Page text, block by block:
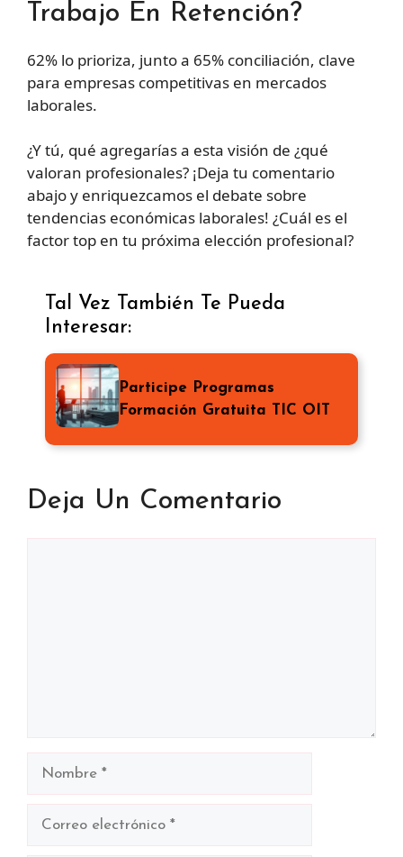
Trabajo En Retención?
62% lo prioriza, junto a 65% conciliación, clave
para empresas competitivas en mercados
laborales.
¿Y tú, qué agregarías a esta visión de ¿qué
valoran profesionales? ¡Deja tu comentario
abajo y enriquezcamos el debate sobre
tendencias económicas laborales! ¿Cuál es el
factor top en tu próxima elección profesional?
Tal Vez También Te Pueda
Interesar:
Participe Programas
Formación Gratuita TIC OIT
Deja Un Comentario
Nombre
Correo